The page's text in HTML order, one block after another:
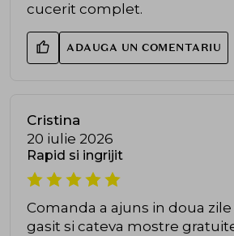
cucerit complet.
ADAUGA UN COMENTARIU
Cristina
20 iulie 2026
Rapid si ingrijit
Comanda a ajuns in doua
gasit si cateva mostre